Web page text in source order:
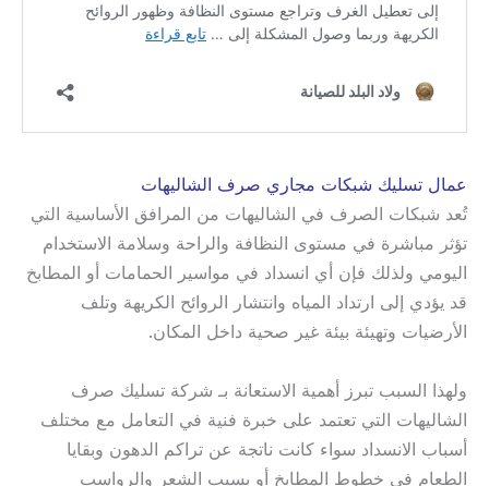
عمال تسليك شبكات مجاري صرف الشاليهات
تُعد شبكات الصرف في الشاليهات من المرافق الأساسية التي
تؤثر مباشرة في مستوى النظافة والراحة وسلامة الاستخدام
اليومي ولذلك فإن أي انسداد في مواسير الحمامات أو المطابخ
قد يؤدي إلى ارتداد المياه وانتشار الروائح الكريهة وتلف
الأرضيات وتهيئة بيئة غير صحية داخل المكان.
ولهذا السبب تبرز أهمية الاستعانة بـ شركة تسليك صرف
الشاليهات التي تعتمد على خبرة فنية في التعامل مع مختلف
أسباب الانسداد سواء كانت ناتجة عن تراكم الدهون وبقايا
الطعام في خطوط المطابخ أو بسبب الشعر والرواسب